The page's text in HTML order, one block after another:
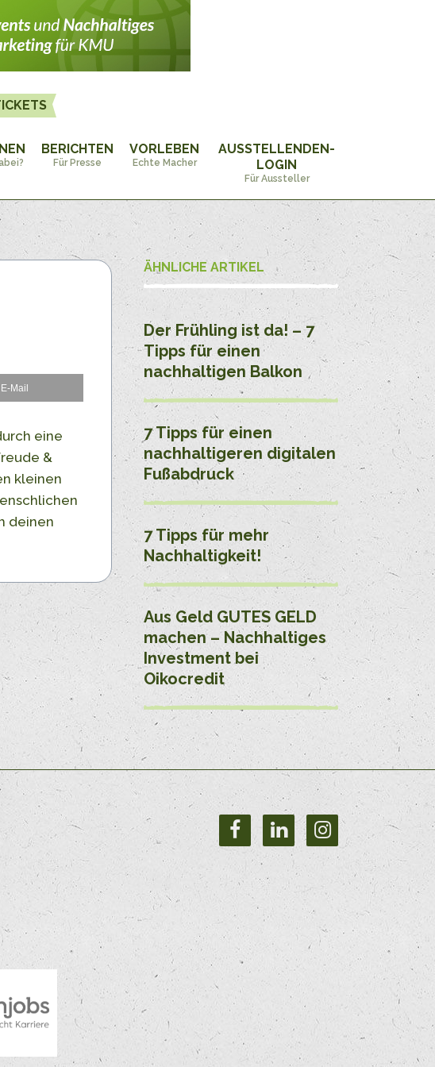
BERICHTEN
Für Presse
VORLEBEN
Echte Macher
AUSSTELLENDEN-
LOGIN
Für Aussteller
E-Mail
eine
&
kleinen
deinen
ÄHNLICHE ARTIKEL
Der Frühling ist da! – 7
Tipps für einen
nachhaltigen Balkon
7 Tipps für einen
nachhaltigeren digitalen
Fußabdruck
7 Tipps für mehr
Nachhaltigkeit!
Aus Geld GUTES GELD
machen – Nachhaltiges
Investment bei
Oikocredit